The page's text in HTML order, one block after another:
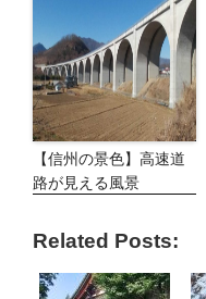
【信州の景色】高速道
路が見える風景
Related Posts: